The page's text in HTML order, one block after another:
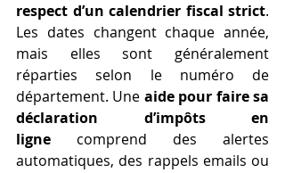
respect d’un calendrier fiscal strict.
Les dates changent chaque année,
mais elles sont généralement
réparties selon le numéro de
département. Une aide pour faire sa
déclaration d’impôts en
ligne comprend des alertes
automatiques, des rappels emails ou